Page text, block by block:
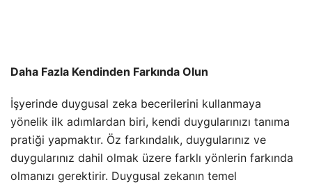
Daha Fazla Kendinden Farkında Olun
İşyerinde duygusal zeka becerilerini kullanmaya
yönelik ilk adımlardan biri, kendi duygularınızı tanıma
pratiği yapmaktır. Öz farkındalık, duygularınız ve
duygularınız dahil olmak üzere farklı yönlerin farkında
olmanızı gerektirir. Duygusal zekanın temel